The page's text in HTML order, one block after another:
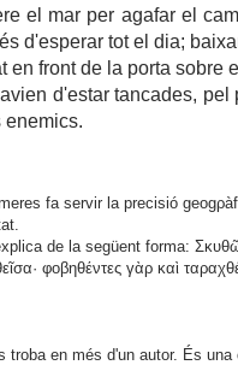
el mar per agafar el
d'esperar tot el dia;
en front de la porta sobre
d'estar tancades,
enemics.
fa servir la precisió
de la següent forma:
φοβηθέντες γὰρ καὶ
troba en més d'un autor. És